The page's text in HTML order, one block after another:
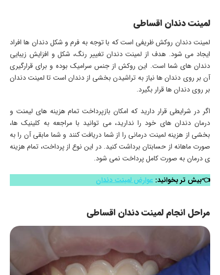
لمینت دندان اقساطی
لمینت دندان روکش ظریفی است که با توجه به فرم و شکل دندان ها افراد
ایجاد می شود. هدف از لمینت دندان تغییر رنگ، شکل و افزایش زیبایی
دندان های شما است. این روکش از جنس سرامیک بوده و برای قرارگیری
آن بر روی دندان ها نیاز به تراشیدن بخشی از دندان است تا لمینت دندان
بر روی دندان ها قرار بگیرد.
اگر در شرایطی قرار دارید که امکان بازپرداخت تمام هزینه های لیمنت و
درمان دندان های خود را ندارید، می توانید با مراجعه به کلینیک ها،
بخشی از هزینه لمینت درمانی را از شما دریافت کنند و شما مابقی آن را به
صورت ماهانه از حسابتان برداشت کنید. در این نوع از پرداخت، تمام هزینه
ی درمان به صورت کامل پرداخت نمی شود.
👈بیش تر بخوانید: عوارض لمینت دندان
مراحل انجام لمینت دندان اقساطی